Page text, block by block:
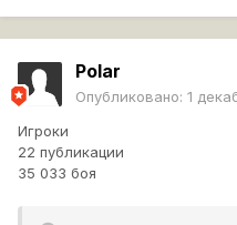
Polar
Опубликовано: 1
Игроки
22 публикации
35 033 боя